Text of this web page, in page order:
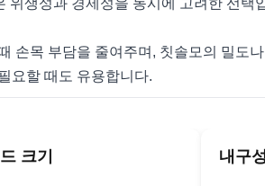
위생성과 경제성을 동시에 고려한 선택
손목 부담을 줄여주며, 칫솔모의 밀도
요할 때도 유용합니다.
크기 내구성